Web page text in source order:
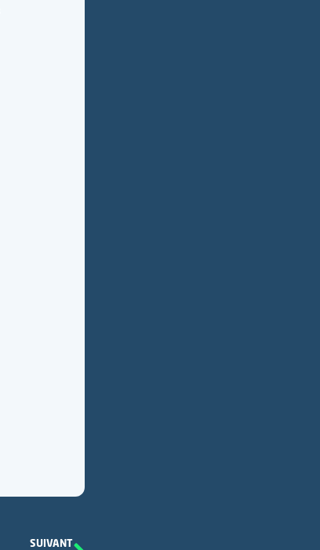
SUIVANT